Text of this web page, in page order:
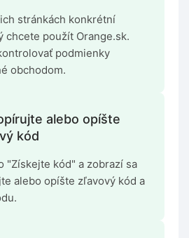
stránkách konkrétní
chcete použít Orange.sk.
podmienky
obchodom.
alebo opíšte
kód
"Získejte kód" a zobrazí sa
alebo opíšte zľavový kód a